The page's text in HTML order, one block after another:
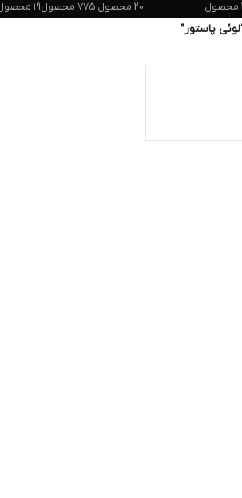
20 محصول 775 محصول 19 محصول
پاستور”